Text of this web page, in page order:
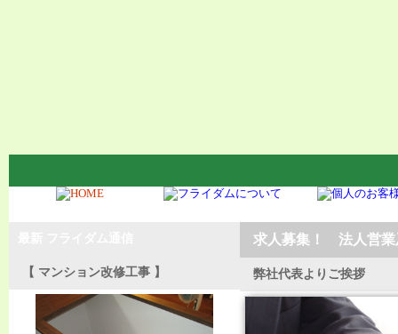
【 マンション改修工事 】
求人募集！ 法人営業
弊社代表よりご挨拶